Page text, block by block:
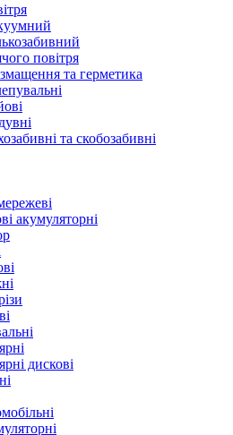
повітря
та герметика
та скобозабивні
акумуляторні
дискові